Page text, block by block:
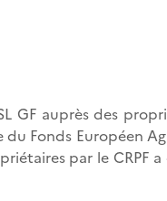
GF auprès des
Fonds Européen
par le